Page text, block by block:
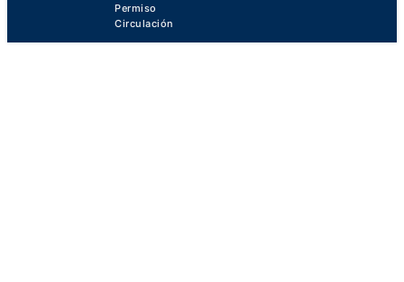
Permiso
Circulación